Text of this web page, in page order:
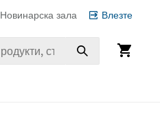
Новинарска зала Влезте